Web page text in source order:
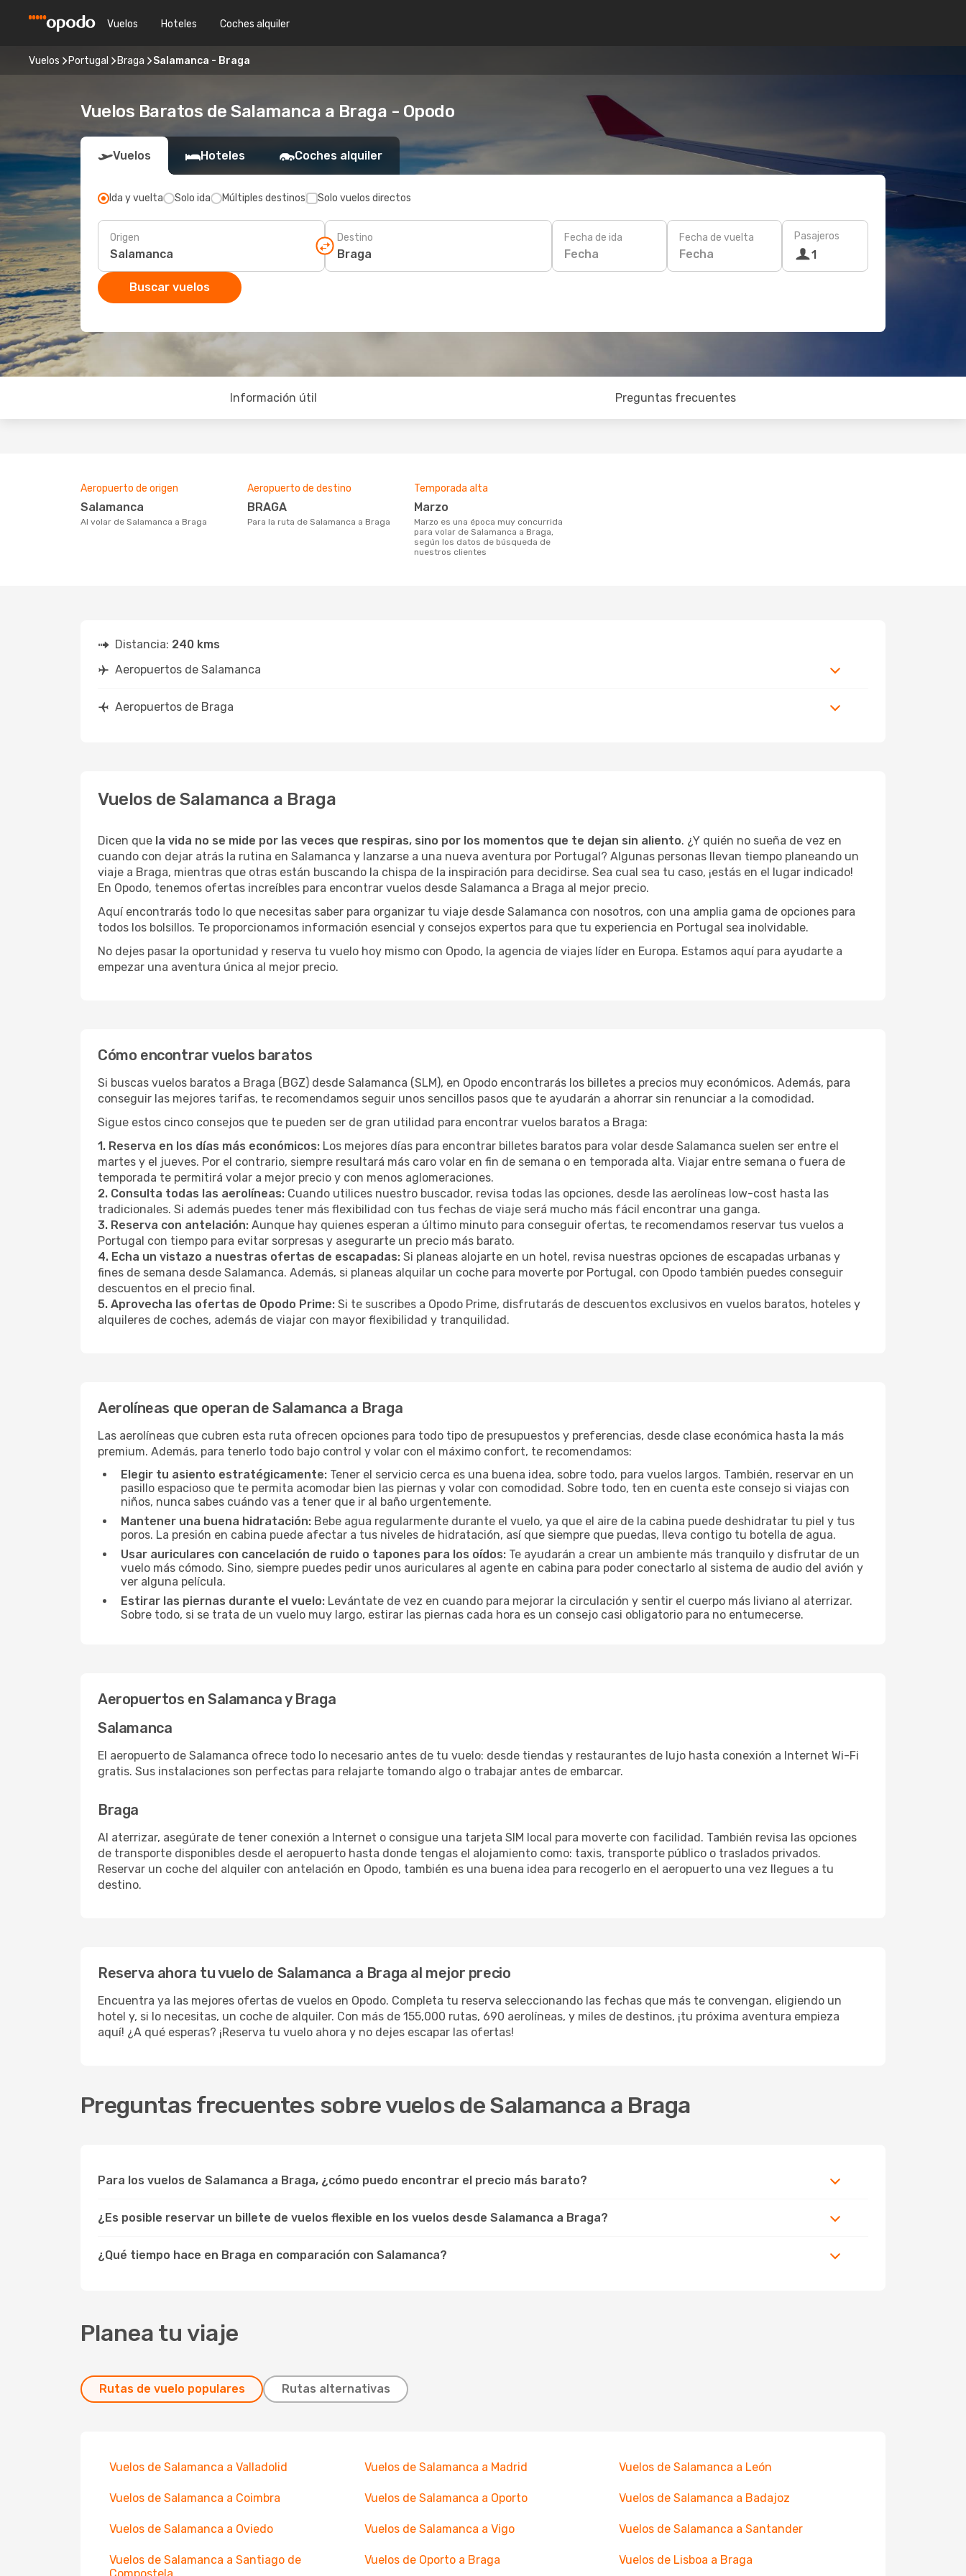
Vuelos Hoteles Coches alquiler
Vuelos Portugal Braga Salamanca - Braga
Vuelos Baratos de Salamanca a Braga - Opodo
Vuelos Hoteles Coches alquiler
Ida y vuelta Solo ida Múltiples destinos Solo vuelos directos
Origen Destino Fecha de ida
Fecha
Fecha de vuelta
Fecha
Pasajeros
1
Buscar vuelos
Información útil Preguntas frecuentes
Aeropuerto de origen
Salamanca
Al volar de Salamanca a Braga
Aeropuerto de destino
BRAGA
Para la ruta de Salamanca a Braga
Temporada alta
marzo
marzo es una época muy concurrida
para volar de Salamanca a Braga,
según los datos de búsqueda de
nuestros clientes
Distancia: 240 kms
Aeropuertos de Salamanca
Aeropuertos de Braga
Vuelos de Salamanca a Braga
Dicen que la vida no se mide por las veces que respiras, sino por los momentos que te dejan sin aliento. ¿Y quién no sueña de vez en
cuando con dejar atrás la rutina en Salamanca y lanzarse a una nueva aventura por Portugal? Algunas personas llevan tiempo planeando un
viaje a Braga, mientras que otras están buscando la chispa de la inspiración para decidirse. Sea cual sea tu caso, ¡estás en el lugar indicado!
En Opodo, tenemos ofertas increíbles para encontrar vuelos desde Salamanca a Braga al mejor precio.
Aquí encontrarás todo lo que necesitas saber para organizar tu viaje desde Salamanca con nosotros, con una amplia gama de opciones para
todos los bolsillos. Te proporcionamos información esencial y consejos expertos para que tu experiencia en Portugal sea inolvidable.
No dejes pasar la oportunidad y reserva tu vuelo hoy mismo con Opodo, la agencia de viajes líder en Europa. Estamos aquí para ayudarte a
empezar una aventura única al mejor precio.
Cómo encontrar vuelos baratos
Si buscas vuelos baratos a Braga (BGZ) desde Salamanca (SLM), en Opodo encontrarás los billetes a precios muy económicos. Además, para
conseguir las mejores tarifas, te recomendamos seguir unos sencillos pasos que te ayudarán a ahorrar sin renunciar a la comodidad.
Sigue estos cinco consejos que te pueden ser de gran utilidad para encontrar vuelos baratos a Braga:
1. Reserva en los días más económicos: Los mejores días para encontrar billetes baratos para volar desde Salamanca suelen ser entre el
martes y el jueves. Por el contrario, siempre resultará más caro volar en fin de semana o en temporada alta. Viajar entre semana o fuera de
temporada te permitirá volar a mejor precio y con menos aglomeraciones.
2. Consulta todas las aerolíneas: Cuando utilices nuestro buscador, revisa todas las opciones, desde las aerolíneas low-cost hasta las
tradicionales. Si además puedes tener más flexibilidad con tus fechas de viaje será mucho más fácil encontrar una ganga.
3. Reserva con antelación: Aunque hay quienes esperan a último minuto para conseguir ofertas, te recomendamos reservar tus vuelos a
Portugal con tiempo para evitar sorpresas y asegurarte un precio más barato.
4. Echa un vistazo a nuestras ofertas de escapadas: Si planeas alojarte en un hotel, revisa nuestras opciones de escapadas urbanas y
fines de semana desde Salamanca. Además, si planeas alquilar un coche para moverte por Portugal, con Opodo también puedes conseguir
descuentos en el precio final.
5. Aprovecha las ofertas de Opodo Prime: Si te suscribes a Opodo Prime, disfrutarás de descuentos exclusivos en vuelos baratos, hoteles y
alquileres de coches, además de viajar con mayor flexibilidad y tranquilidad.
Aerolíneas que operan de Salamanca a Braga
Las aerolíneas que cubren esta ruta ofrecen opciones para todo tipo de presupuestos y preferencias, desde clase económica hasta la más
premium. Además, para tenerlo todo bajo control y volar con el máximo confort, te recomendamos:
Elegir tu asiento estratégicamente: Tener el servicio cerca es una buena idea, sobre todo, para vuelos largos. También, reservar en un
pasillo espacioso que te permita acomodar bien las piernas y volar con comodidad. Sobre todo, ten en cuenta este consejo si viajas con
niños, nunca sabes cuándo vas a tener que ir al baño urgentemente.
Mantener una buena hidratación: Bebe agua regularmente durante el vuelo, ya que el aire de la cabina puede deshidratar tu piel y tus
poros. La presión en cabina puede afectar a tus niveles de hidratación, así que siempre que puedas, lleva contigo tu botella de agua.
Usar auriculares con cancelación de ruido o tapones para los oídos: Te ayudarán a crear un ambiente más tranquilo y disfrutar de un
vuelo más cómodo. Sino, siempre puedes pedir unos auriculares al agente en cabina para poder conectarlo al sistema de audio del avión y
ver alguna película.
Estirar las piernas durante el vuelo: Levántate de vez en cuando para mejorar la circulación y sentir el cuerpo más liviano al aterrizar.
Sobre todo, si se trata de un vuelo muy largo, estirar las piernas cada hora es un consejo casi obligatorio para no entumecerse.
Aeropuertos en Salamanca y Braga
Salamanca
El aeropuerto de Salamanca ofrece todo lo necesario antes de tu vuelo: desde tiendas y restaurantes de lujo hasta conexión a Internet Wi-Fi
gratis. Sus instalaciones son perfectas para relajarte tomando algo o trabajar antes de embarcar.
Braga
Al aterrizar, asegúrate de tener conexión a Internet o consigue una tarjeta SIM local para moverte con facilidad. También revisa las opciones
de transporte disponibles desde el aeropuerto hasta donde tengas el alojamiento como: taxis, transporte público o traslados privados.
Reservar un coche del alquiler con antelación en Opodo, también es una buena idea para recogerlo en el aeropuerto una vez llegues a tu
destino.
Reserva ahora tu vuelo de Salamanca a Braga al mejor precio
Encuentra ya las mejores ofertas de vuelos en Opodo. Completa tu reserva seleccionando las fechas que más te convengan, eligiendo un
hotel y, si lo necesitas, un coche de alquiler. Con más de 155,000 rutas, 690 aerolíneas, y miles de destinos, ¡tu próxima aventura empieza
aquí! ¿A qué esperas? ¡Reserva tu vuelo ahora y no dejes escapar las ofertas!
Preguntas frecuentes sobre vuelos de Salamanca a Braga
Para los vuelos de Salamanca a Braga, ¿cómo puedo encontrar el precio más barato?
¿Es posible reservar un billete de vuelos flexible en los vuelos desde Salamanca a Braga?
¿Qué tiempo hace en Braga en comparación con Salamanca?
Planea tu viaje
Rutas de vuelo populares Rutas alternativas
Vuelos de Salamanca a Valladolid Vuelos de Salamanca a Madrid Vuelos de Salamanca a León
Vuelos de Salamanca a Coimbra Vuelos de Salamanca a Oporto Vuelos de Salamanca a Badajoz
Vuelos de Salamanca a Oviedo Vuelos de Salamanca a Vigo Vuelos de Salamanca a Santander
Vuelos de Salamanca a Santiago de
Vuelos de Oporto a Braga Vuelos de Lisboa a Braga